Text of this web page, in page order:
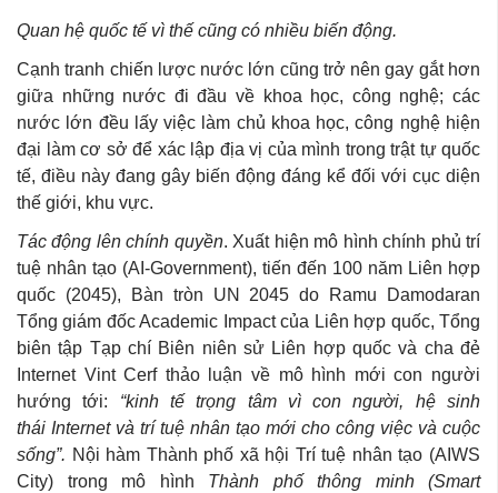
Quan hệ quốc tế vì thế cũng có nhiều biến động.
Cạnh tranh chiến lược nước lớn cũng trở nên gay gắt hơn
giữa những nước đi đầu về khoa học, công nghệ; các
nước lớn đều lấy việc làm chủ khoa học, công nghệ hiện
đại làm cơ sở để xác lập địa vị của mình trong trật tự quốc
tế, điều này đang gây biến động đáng kể đối với cục diện
thế giới, khu vực.
Tác động lên chính quyền. Xuất hiện mô hình chính phủ trí
tuệ nhân tạo (AI-Government), tiến đến 100 năm Liên hợp
quốc (2045), Bàn tròn UN 2045 do Ramu Damodaran
Tổng giám đốc Academic Impact của Liên hợp quốc, Tổng
biên tập Tạp chí Biên niên sử Liên hợp quốc và cha đẻ
Internet Vint Cerf thảo luận về mô hình mới con người
hướng tới: “kinh tế trọng tâm vì con người, hệ sinh
thái Internet và trí tuệ nhân tạo mới cho công việc và cuộc
sống”. Nội hàm Thành phố xã hội Trí tuệ nhân tạo (AIWS
City) trong mô hình Thành phố thông minh (Smart